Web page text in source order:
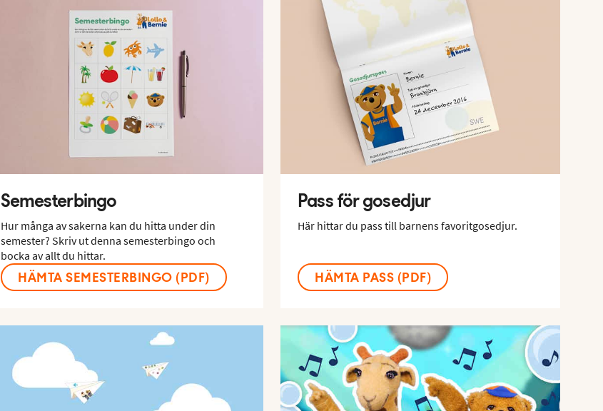
Semesterbingo
Hur många av sakerna kan du hitta under din
semester? Skriv ut denna semesterbingo och
bocka av allt du hittar.
HÄMTA SEMESTERBINGO (PDF)
Pass för gosedjur
Här hittar du pass till barnens favoritgosedjur.
HÄMTA PASS (PDF)